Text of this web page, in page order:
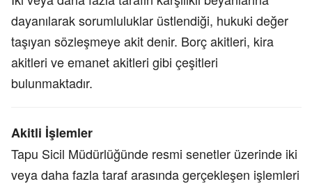
dayanılarak sorumluluklar üstlendiği, hukuki değer
taşıyan sözleşmeye akit denir. Borç akitleri, kira
akitleri ve emanet akitleri gibi çeşitleri
bulunmaktadır.
Akitli İşlemler
Tapu Sicil Müdürlüğünde resmi senetler üzerinde iki
veya daha fazla taraf arasında gerçekleşen işlemleri